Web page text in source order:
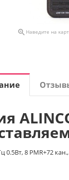
 Наведите на
0.5Вт, 8 PMR+72